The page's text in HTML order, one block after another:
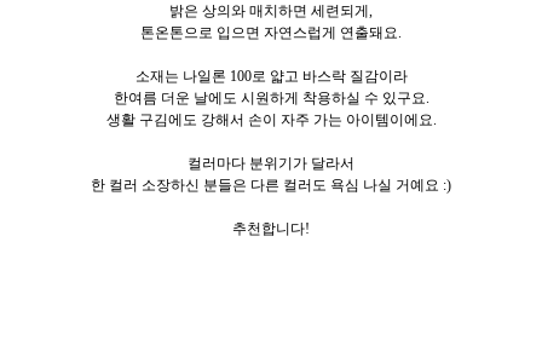
밝은 상의와 매치하면 세련되게,
톤온톤으로 입으면 자연스럽게 연출돼요.
소재는 나일론 100로 얇고 바스락 질감이라
한여름 더운 날에도 시원하게 착용하실 수 있구요.
생활 구김에도 강해서 손이 자주 가는 아이템이에요.
컬러마다 분위기가 달라서
한 컬러 소장하신 분들은 다른 컬러도 욕심 나실 거예요 :)
추천합니다!